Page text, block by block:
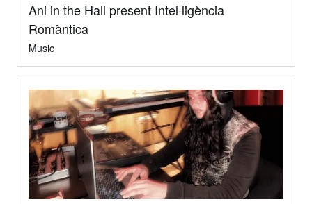
Ani in the Hall present Intel·ligència
Romàntica
Music